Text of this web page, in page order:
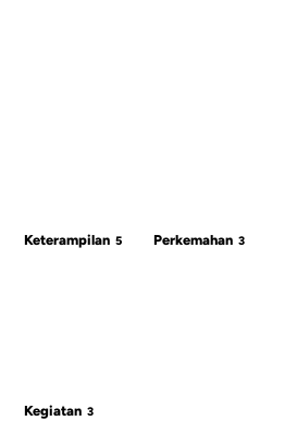
Keterampilan 5 Perkemahan 3
Kegiatan 3